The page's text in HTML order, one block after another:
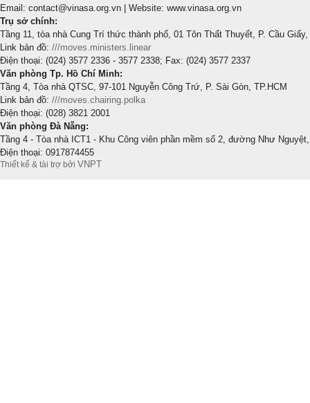
Email: contact@vinasa.org.vn | Website: www.vinasa.org.vn
Trụ sở chính:
Tầng 11, tòa nhà Cung Trí thức thành phố, 01 Tôn Thất Thuyết, P. Cầu Giấy,
Link bản đồ: ///moves.ministers.linear
Điện thoại: (024) 3577 2336 - 3577 2338; Fax: (024) 3577 2337
Văn phòng Tp. Hồ Chí Minh:
Tầng 4, Tòa nhà QTSC, 97-101 Nguyễn Công Trứ, P. Sài Gòn, TP.HCM
Link bản đồ: ///moves.chairing.polka
Điện thoại: (028) 3821 2001
Văn phòng Đà Nẵng:
Tầng 4 - Tòa nhà ICT1 - Khu Công viên phần mềm số 2, đường Như
Điện thoại: 0917874455
Thiết kế & tài trợ bởi VNPT